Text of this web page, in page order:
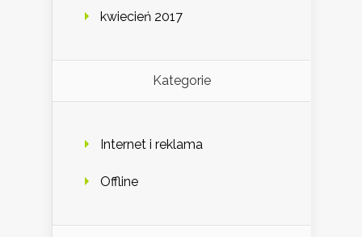
kwiecień 2017
Kategorie
Internet i reklama
Offline